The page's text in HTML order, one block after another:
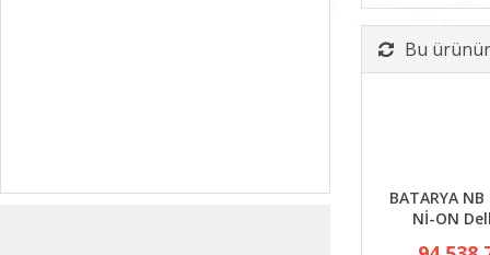
Bu
BATARYA
Nİ-ON